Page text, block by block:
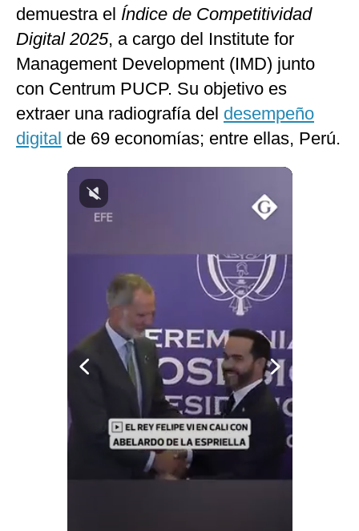
Club del Suscriptor
Mix
G de Gestión
Notas Contratadas
Podcast
Gestión TV
Privacidad
demuestra el Índice de Competitividad
Digital 2025, a cargo del Institute for
Management Development (IMD) junto
con Centrum PUCP. Su objetivo es
extraer una radiografía del desempeño
digital de 69 economías; entre ellas, Perú.